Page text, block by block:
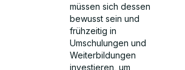
müssen sich dessen
bewusst sein und
frühzeitig in
Umschulungen und
Weiterbildungen
investieren, um